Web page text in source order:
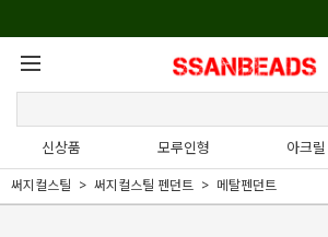
신상품 모루인형 아크릴
써지컬스틸 써지컬스틸 펜던트 메탈펜던트